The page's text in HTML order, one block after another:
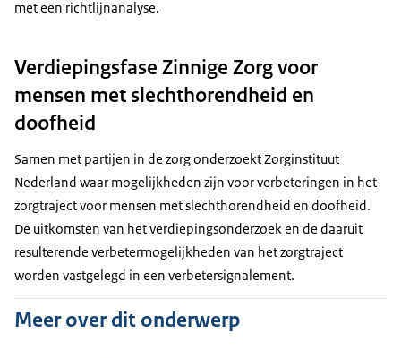
met een richtlijnanalyse.
Verdiepingsfase Zinnige Zorg voor
mensen met slechthorendheid en
doofheid
Samen met partijen in de zorg onderzoekt Zorginstituut
Nederland waar mogelijkheden zijn voor verbeteringen in het
zorgtraject voor mensen met slechthorendheid en doofheid.
De uitkomsten van het verdiepingsonderzoek en de daaruit
resulterende verbetermogelijkheden van het zorgtraject
worden vastgelegd in een verbetersignalement.
Meer over dit onderwerp